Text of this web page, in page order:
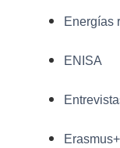
Energías
ENISA
Erasmus+